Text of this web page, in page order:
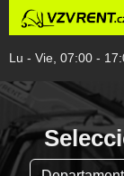
Lu - Vie, 07:00 -